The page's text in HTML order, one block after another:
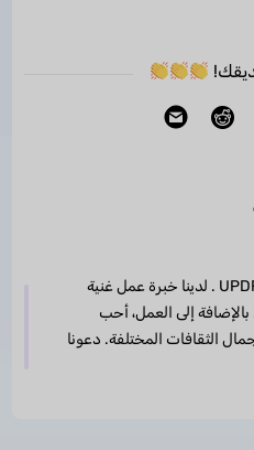
السلام عليكم، أنا رغداء، مؤلفة من UPDF . لدينا خبرة عمل غنية
إلى العمل، أحب
الثقافات المختلفة. دعونا